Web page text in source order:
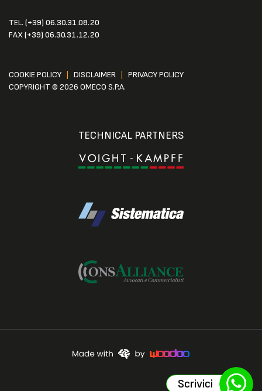
TEL. (+39) 06.30.31.08.20
FAX(+39) 06.30.31.12.20
COOKIE POLICY DISCLAIMER
PRIVACY POLICY
COPYRIGHT © 2026 OMECO S.P.A.
TECHNICAL PARTNERS
Scrivici